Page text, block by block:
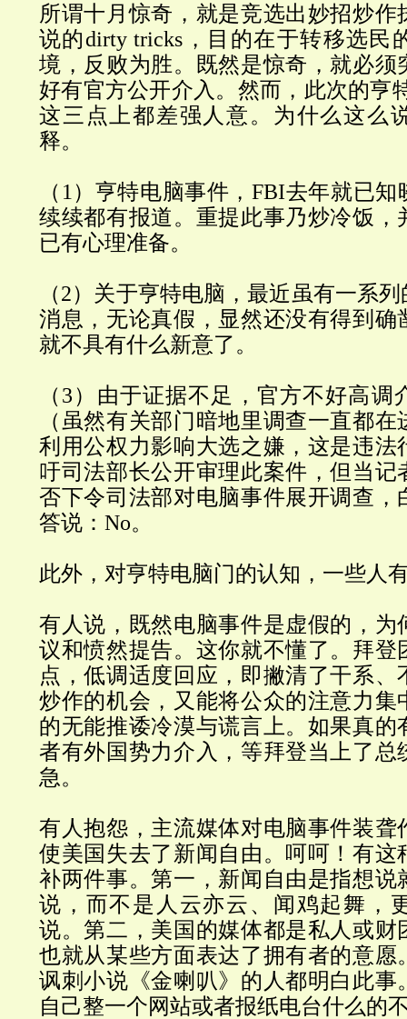
所谓十月惊奇，就是竞选出妙招炒作
说的dirty tricks ，目的在于转移选民
境，反败为胜。既然是惊奇，就必须
好有官方公开介入。然而，此次的亨
这三点上都差强人意。为什么这么
释。
（ 1 ）亨特电脑事件，FBI去年就已知
续续都有报道。重提此事乃炒冷饭，
已有心理准备。
（2）关于亨特电脑，最近虽有一系
消息，无论真假，显然还没有得到确
就不具有什么新意了。
（3）由于证据不足，官方不好高调
（虽然有关部门暗地里调查一直都
利用公权力影响大选之嫌，这是违法
吁司法部长公开审理此案件，但当记
否下令司法部对电脑事件展开调查，
答说： No。
此外，对亨特电脑门的认知，一些人
有人说，既然电脑事件是虚假的，为
议和愤然提告。这你就不懂了。拜登
点，低调适度回应，即撇清了干系、
炒作的机会，又能将公众的注意力集
的无能推诿冷漠与谎言上。如果真的
者有外国势力介入，等拜登当上了总
急。
有人抱怨，主流媒体对电脑事件装聋
使美国失去了新闻自由。呵呵！有这
补两件事。第一，新闻自由是指想说
说，而不是人云亦云、闻鸡起舞，
说。第二，美国的媒体都是私人或财
也就从某些方面表达了拥有者的意愿
讽刺小说《金喇叭》的人都明白此事
自己整一个网站或者报纸电台什么的